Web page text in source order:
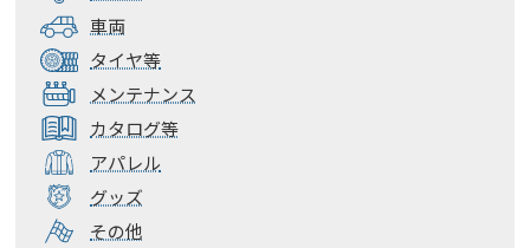
車両
タイヤ等
メンテナンス
カタログ等
アパレル
グッズ
その他